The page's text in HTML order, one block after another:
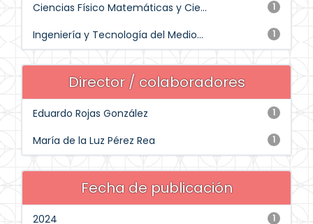
1
Ciencias Físico Matemáticas y Cie...
1
Ingeniería y Tecnología del Medio...
Director / colaboradores
1
Eduardo Rojas González
1
María de la Luz Pérez Rea
Fecha de publicación
1
2024